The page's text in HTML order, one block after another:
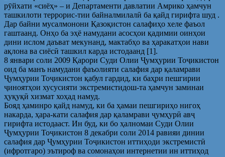
рӯйхати «сиёҳ» – и Департаменти давлатии Амрико ҳамчун
ташкилоти террорис-тии байналмилалӣ ба қайд гирифта шуд .
Дар байни мусалмонони Қазоқистон салафиҳо хеле фаъол
гаштаанд. Онҳо ба эҳё намудани асосҳои қадимии оинҳои
дини ислом даъват мекунанд, мактабҳо ва ҳаракатҳои нави
ақлона ва сиёсӣ ташкил карда истодаанд [1].
8 январи соли 2009 Қарори Суди Олии Ҷумҳурии Тоҷикистон
оид ба манъ намудани фаъолияти салафия дар қаламрави
Ҷумҳурии Тоҷикистон қабул гардид, ки баҳри пешгирии
ҷиноятҳои хусусияти экстремистидош-та ҳамчун заминаи
ҳуқуқӣ хизмат хоҳад намуд.
Бояд ҳаминро қайд намуд, ки ба ҳамаи пешгириҳо нигоҳ
накарда, ҳара-кати салафия дар қаламрави ҷумҳурӣ авҷ
гирифта истодааст. Ин буд, ки бо ҳалномаи Суди Олии
Ҷумҳурии Тоҷикистон 8 декабри соли 2014 равияи динии
салафия дар Ҷумҳурии Тоҷикистон иттиҳоди экстремистӣ
(ифротгаро) эътироф ва сомонаҳои интернетии ин иттиҳод